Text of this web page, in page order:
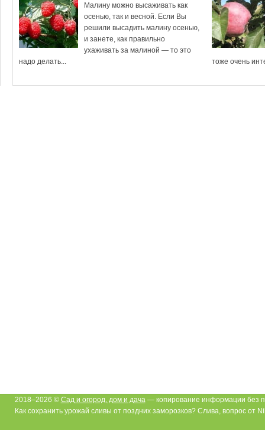
Малину можно высаживать как
осенью, так и весной. Если Вы
решили высадить малину осенью,
и занете, как правильно
ухаживать за малиной — то это
надо делать...
тоже очень
2018–2026 © Сад и огород, дом и дача— копирование информации без
Как сохранить урожай сливы от поздних заморозков? Слива, вопрос от